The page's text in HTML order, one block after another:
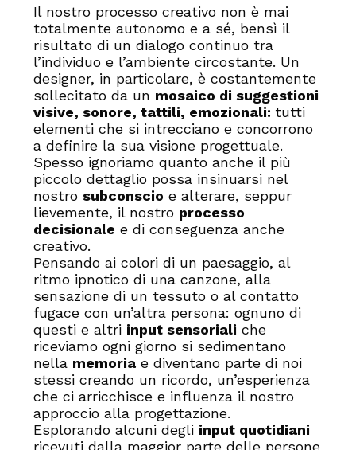
Il nostro processo creativo non è mai
totalmente autonomo e a sé, bensì il
risultato di un dialogo continuo tra
l’individuo e l’ambiente circostante. Un
designer, in particolare, è costantemente
sollecitato da un mosaico di suggestioni
visive, sonore, tattili, emozionali: tutti
elementi che si intrecciano e concorrono
a definire la sua visione progettuale.
Spesso ignoriamo quanto anche il più
piccolo dettaglio possa insinuarsi nel
nostro subconscio e alterare, seppur
lievemente, il nostro processo
decisionale e di conseguenza anche
creativo.
Pensando ai colori di un paesaggio, al
ritmo ipnotico di una canzone, alla
sensazione di un tessuto o al contatto
fugace con un’altra persona: ognuno di
questi e altri input sensoriali che
riceviamo ogni giorno si sedimentano
nella memoriae diventano parte di noi
stessi creando un ricordo, un’esperienza
che ci arricchisce e influenza il nostro
approccio alla progettazione.
Esplorando alcuni degli input quotidiani
ricevuti dalla maggior parte delle persone